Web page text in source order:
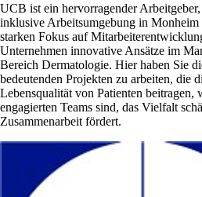
UCB ist ein hervorragender
inklusive Arbeitsumgebung in
starken Fokus auf
Unternehmen innovative Ansätze im
Bereich Dermatologie. Hier haben Sie
bedeutenden Projekten zu arbeiten, die
Lebensqualität von Patienten beitragen,
engagierten Teams sind, das Vielfalt
Zusammenarbeit fördert.